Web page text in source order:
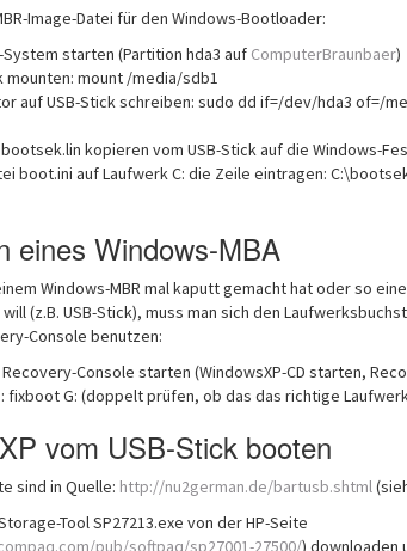
Image-Datei für den Windows-Bootloader:
System starten (Partition hda3 auf ComputerBraunbaer)
mounten: mount /media/sdb1
auf USB-Stick schreiben: sudo dd if=/dev/hda3 of=/
bootsek.lin kopieren vom USB-Stick auf die Windows-
boot.ini auf Laufwerk C: die Zeile eintragen:
eines Windows-MBA
Windows-MBR mal kaputt gemacht hat oder so
(z.B. USB-Stick), muss man sich den
Console benutzen:
Console starten (WindowsXP-CD starten,
fixboot G: (doppelt prüfen, ob das das richtige
vom USB-Stick booten
sind in Quelle: http://nu2german.de/bartusb.shtml
Tool SP27213.exe von der HP-Seite
pub/softpaq/sp27001-27500/) downloaden